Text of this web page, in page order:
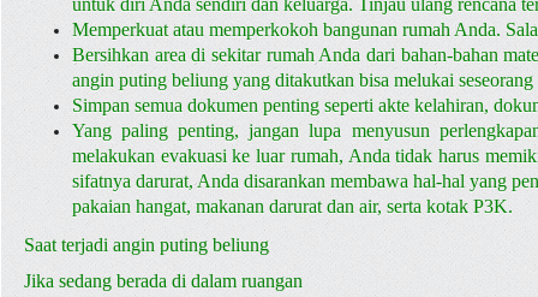
untuk diri Anda sendiri dan keluarga. Tinjau ulang rencana
Memperkuat atau memperkokoh bangunan rumah Anda.
Bersihkan area di sekitar rumah Anda dari bahan-bahan
angin puting beliung yang ditakutkan bisa melukai
Simpan semua dokumen penting seperti akte kelahiran,
Yang paling penting, jangan lupa menyusun
melakukan evakuasi ke luar rumah, Anda tidak harus
sifatnya darurat, Anda disarankan membawa hal-hal yang
pakaian hangat, makanan darurat dan air, serta kotak P3K.
Saat terjadi angin puting beliung
Jika sedang berada di dalam ruangan